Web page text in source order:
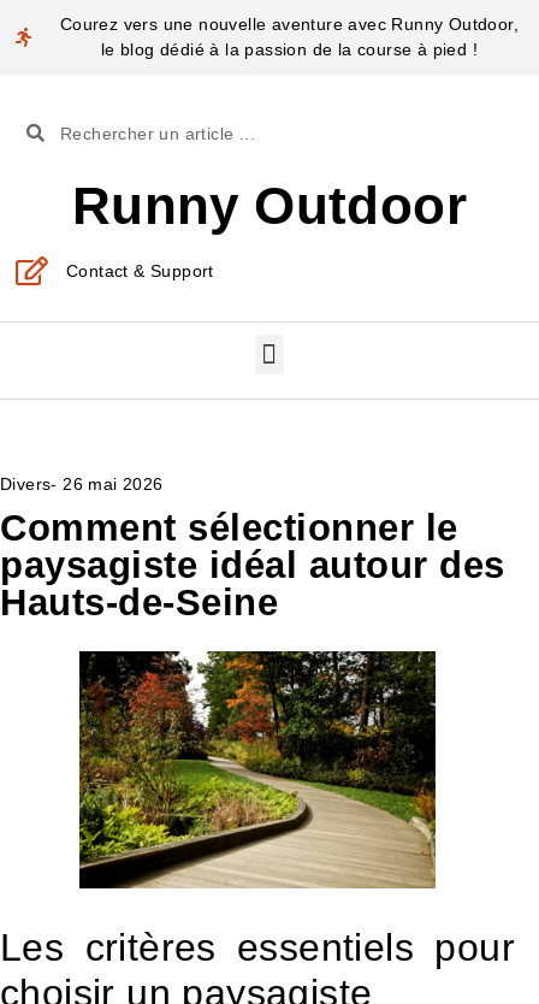
Courez vers une nouvelle aventure avec Runny Outdoor,
le blog dédié à la passion de la course à pied !
Runny Outdoor
Contact & Support
Divers- 26 mai 2026
Comment sélectionner le
paysagiste idéal autour des
Hauts-de-Seine
Les critères essentiels pour
choisir un paysagiste